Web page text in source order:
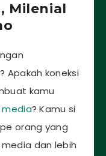
Milenial
Apakah koneksi
kamu
? Kamu si
orang yang
dan lebih